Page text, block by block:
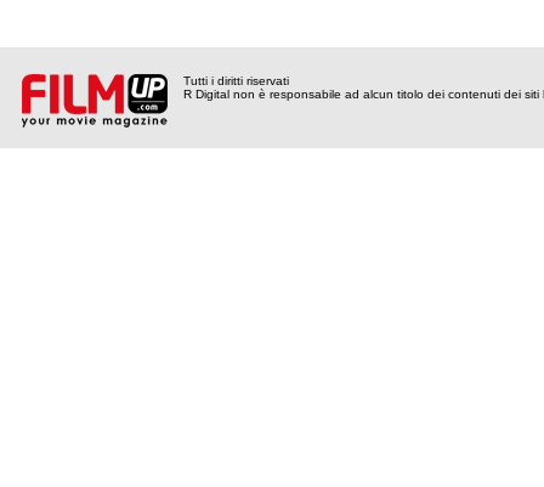
Tutti i diritti riservati
R Digital non è responsabile ad alcun titolo dei contenuti dei siti